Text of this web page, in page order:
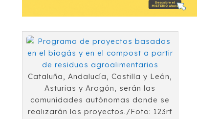
Cataluña, Andalucía, Castilla y León,
Asturias y Aragón, serán las
comunidades autónomas donde se
realizarán los proyectos./Foto: 123rf